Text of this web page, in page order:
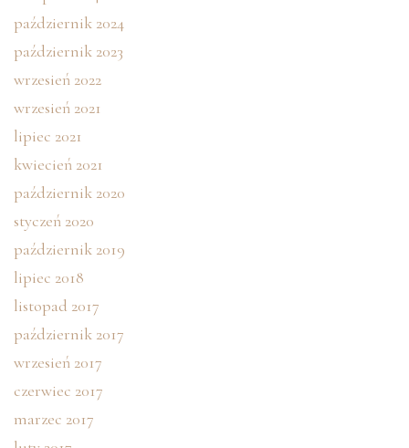
październik 2024
październik 2023
wrzesień 2022
wrzesień 2021
lipiec 2021
kwiecień 2021
październik 2020
styczeń 2020
październik 2019
lipiec 2018
listopad 2017
październik 2017
wrzesień 2017
czerwiec 2017
marzec 2017